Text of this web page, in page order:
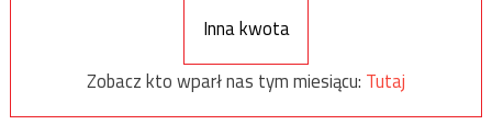
Inna kwota
Zobacz kto wparł nas tym miesiącu: Tutaj